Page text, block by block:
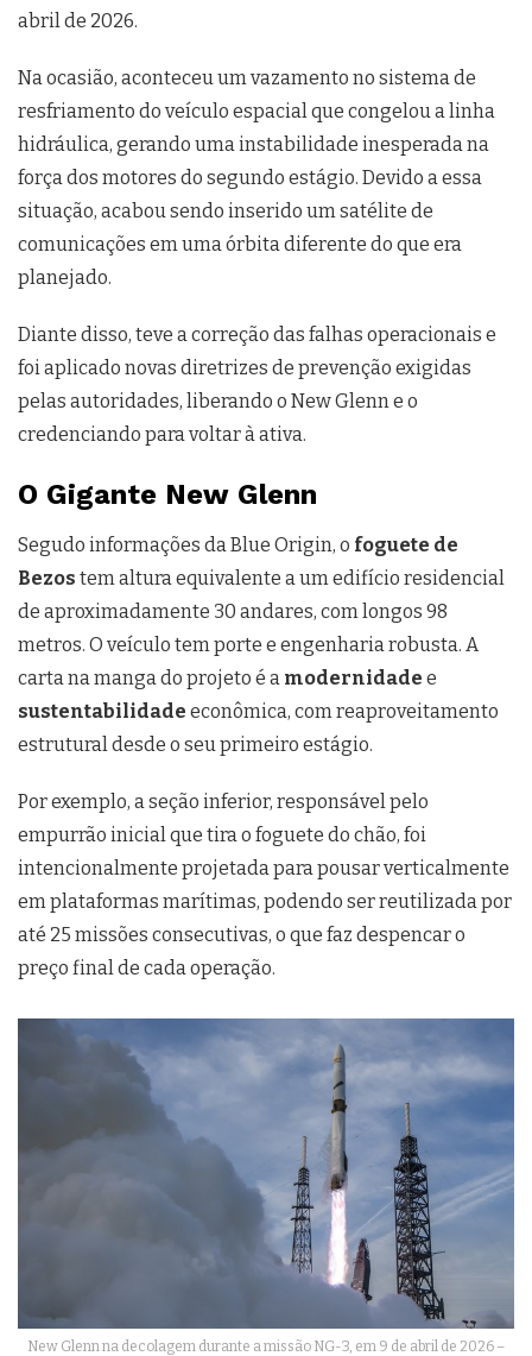
abril de 2026.
Na ocasião, aconteceu um vazamento no sistema de
resfriamento do veículo espacial que congelou a linha
hidráulica, gerando uma instabilidade inesperada na
força dos motores do segundo estágio. Devido a essa
situação, acabou sendo inserido um satélite de
comunicações em uma órbita diferente do que era
planejado.
Diante disso, teve a correção das falhas operacionais e
foi aplicado novas diretrizes de prevenção exigidas
pelas autoridades, liberando o New Glenn e o
credenciando para voltar à ativa.
O Gigante New Glenn
Segudo informações da Blue Origin, o foguete de
Bezos tem altura equivalente a um edifício residencial
de aproximadamente 30 andares, com longos 98
metros. O veículo tem porte e engenharia robusta. A
carta na manga do projeto é a modernidade e
sustentabilidade econômica, com reaproveitamento
estrutural desde o seu primeiro estágio.
Por exemplo, a seção inferior, responsável pelo
empurrão inicial que tira o foguete do chão, foi
intencionalmente projetada para pousar verticalmente
em plataformas marítimas, podendo ser reutilizada por
até 25 missões consecutivas, o que faz despencar o
preço final de cada operação.
New Glenn na decolagem durante a missão NG-3, em 9 de abril de 2026 –